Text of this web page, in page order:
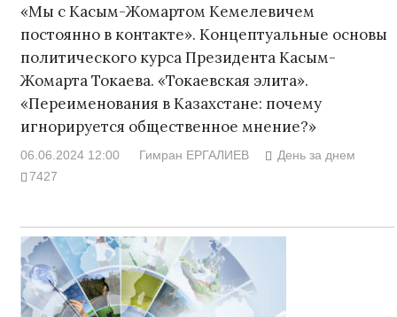
«Мы с Касым-Жомартом Кемелевичем
постоянно в контакте». Концептуальные основы
политического курса Президента Касым-
Жомарта Токаева. «Токаевская элита».
«Переименования в Казахстане: почему
игнорируется общественное мнение?»
06.06.2024 12:00 Гимран ЕРГАЛИЕВ
День за днем
7427